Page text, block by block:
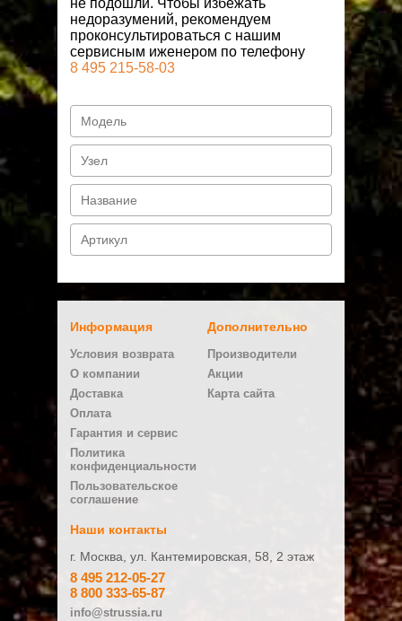
не подошли. Чтобы избежать
недоразумений, рекомендуем
проконсультироваться с нашим
сервисным иженером по телефону
8 495 215-58-03
Информация
Условия возврата
О компании
Доставка
Оплата
Гарантия и сервис
Политика
конфиденциальности
Пользовательское
соглашение
Дополнительно
Производители
Акции
Карта сайта
Наши контакты
г. Москва, ул. Кантемировская, 58, 2 этаж
8 495 212-05-27
8 800 333-65-87
info@strussia.ru